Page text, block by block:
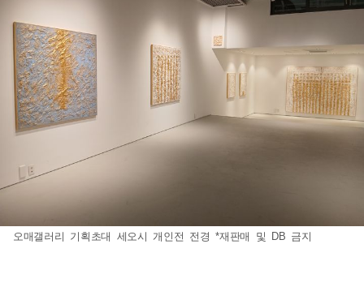
오매갤러리 기획초대 세오시 개인전 전경 *재판매 및 DB 금지